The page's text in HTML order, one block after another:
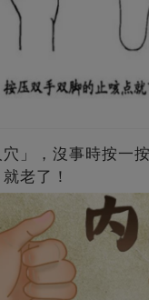
」，沒事時按一
老了！